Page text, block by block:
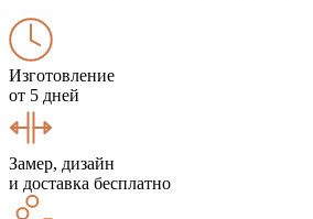
Изготовление
от 5 дней
Замер, дизайн
и доставка бесплатно